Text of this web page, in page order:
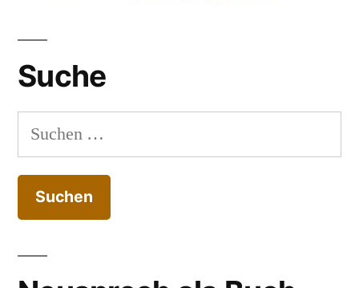
Suche
Suchen
nach: